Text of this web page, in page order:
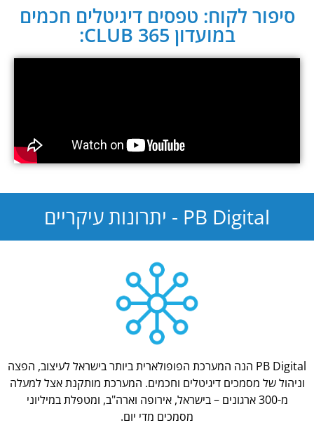
סיפור לקוח: טפסים דיגיטלים חכמים
במועדון CLUB 365:
PB Digital - יתרונות עיקריים
PB Digital הנה המערכת הפופולארית ביותר בישראל לעיצוב, הפצה
וניהול של מסמכים דיגיטלים וחכמים. המערכת מותקנת אצל למעלה
מ-300 ארגונים – בישראל, אירופה וארה"ב, ומטפלת במיליוני
מסמכים מדי יום.